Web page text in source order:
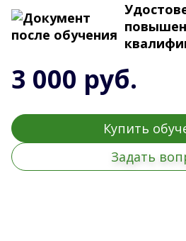
3 000 руб.
Купить
Задать